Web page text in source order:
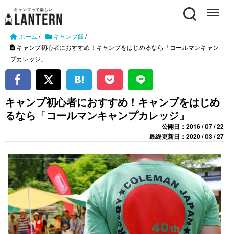
Search Menu
ホーム / キャンプ飯 /
キャンプ初心者におすすめ！キャンプをはじめるなら「コールマンキャン
プカレッジ」
キャンプ初心者におすすめ！キャンプをはじめ
るなら「コールマンキャンプカレッジ」
公開日：2016 / 07 / 22
最終更新日：2020 / 03 / 27